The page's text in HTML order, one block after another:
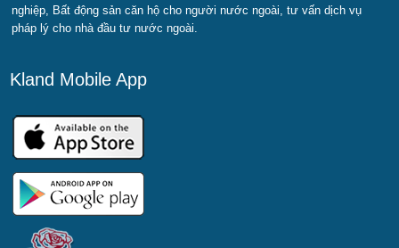
nghiệp, Bất động sản căn hộ cho người nước ngoài, tư vấn dịch vụ
pháp lý cho nhà đầu tư nước ngoài.
Kland Mobile App